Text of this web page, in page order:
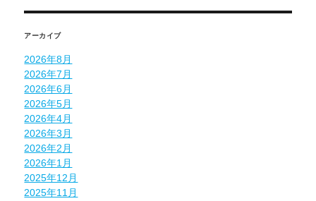
アーカイブ
2026年8月
2026年7月
2026年6月
2026年5月
2026年4月
2026年3月
2026年2月
2026年1月
2025年12月
2025年11月